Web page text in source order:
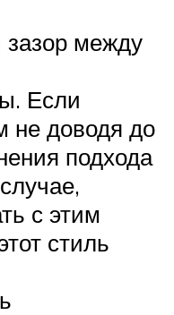
зазор между
Если
не доводя до
подхода
с этим
стиль